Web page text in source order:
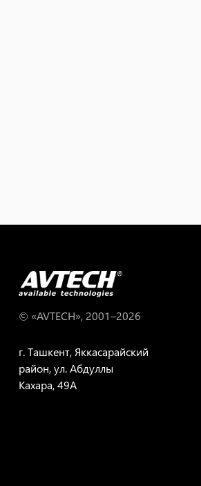
© «AVTECH», 2001–2026
г. Ташкент, Яккасарайский
район, ул. Абдуллы
Кахара, 49A